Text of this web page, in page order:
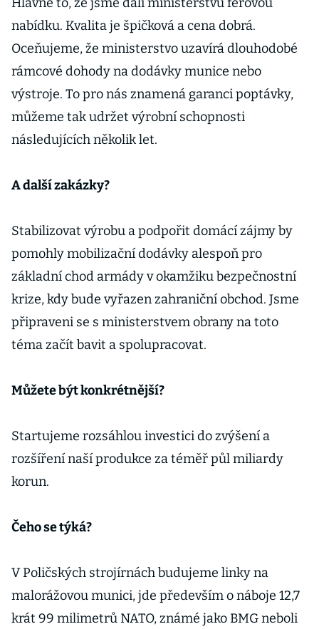
nabídku. Kvalita je špičková a cena dobrá.
Oceňujeme, že ministerstvo uzavírá dlouhodobé
rámcové dohody na dodávky munice nebo
výstroje. To pro nás znamená garanci poptávky,
můžeme tak udržet výrobní schopnosti
následujících několik let.
A další zakázky?
Stabilizovat výrobu a podpořit domácí zájmy by
pomohly mobilizační dodávky alespoň pro
základní chod armády v okamžiku bezpečnostní
krize, kdy bude vyřazen zahraniční obchod. Jsme
připraveni se s ministerstvem obrany na toto
téma začít bavit a spolupracovat.
Můžete být konkrétnější?
Startujeme rozsáhlou investici do zvýšení a
rozšíření naší produkce za téměř půl miliardy
korun.
Čeho se týká?
V Poličských strojírnách budujeme linky na
malorážovou munici, jde především o náboje 12,7
krát 99 milimetrů NATO, známé jako BMG neboli